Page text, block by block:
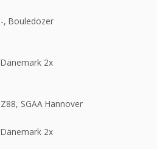
-, Bouledozer
Dänemark 2x
Z88, SGAA Hannover
Dänemark 2x